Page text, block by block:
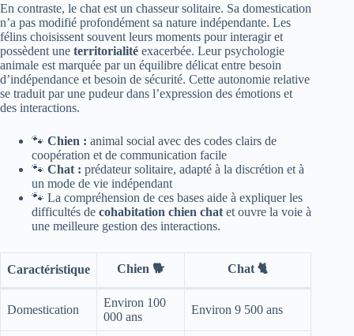
En contraste, le chat est un chasseur solitaire. Sa domestication
n’a pas modifié profondément sa nature indépendante. Les
félins choisissent souvent leurs moments pour interagir et
possèdent une territorialité exacerbée. Leur psychologie
animale est marquée par un équilibre délicat entre besoin
d’indépendance et besoin de sécurité. Cette autonomie relative
se traduit par une pudeur dans l’expression des émotions et
des interactions.
🐾 Chien : animal social avec des codes clairs de
coopération et de communication facile
🐾 Chat : prédateur solitaire, adapté à la discrétion et à
un mode de vie indépendant
🐾 La compréhension de ces bases aide à expliquer les
difficultés de cohabitation chien chat et ouvre la voie à
une meilleure gestion des interactions.
Caractéristique Chien 🐕 Chat 🐈
Domestication
Environ 100
000 ans
Environ 9 500 ans